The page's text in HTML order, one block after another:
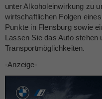
unter Alkoholeinwirkung zu
wirtschaftlichen Folgen
Punkte in Flensburg sowie
Lassen Sie das Auto
Transportmöglichkeiten.
-Anzeige-